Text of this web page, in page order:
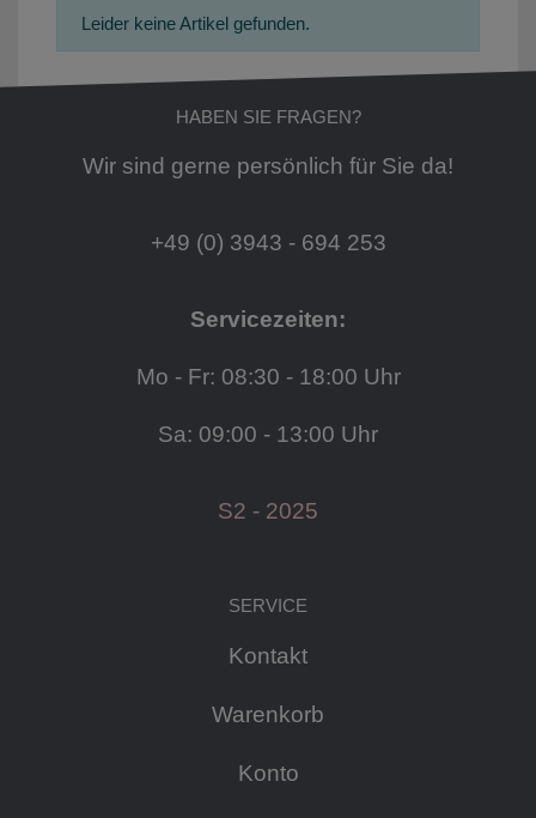
Leider keine Artikel gefunden.
HABEN SIE FRAGEN?
Wir sind gerne persönlich für Sie da!
+49 (0) 3943 - 694 253
Servicezeiten:
Mo - Fr: 08:30 - 18:00 Uhr
Sa: 09:00 - 13:00 Uhr
S2 - 2025
SERVICE
Kontakt
Warenkorb
Konto